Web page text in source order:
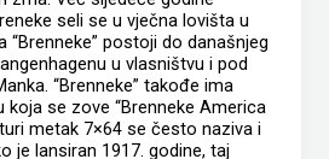
seli se u vječna lovišta u
“Brenneke” postoji do današnjeg
u vlasništvu i pod
“Brenneke” takođe ima
koja se zove “Brenneke America
metak 7×64 se često naziva i
je lansiran 1917. godine, taj